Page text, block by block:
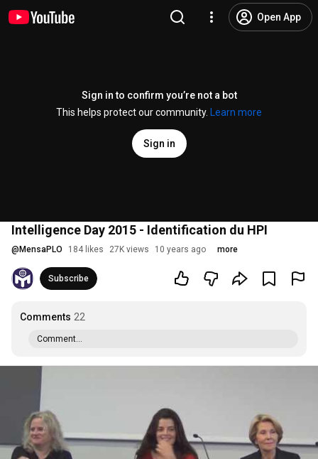
Open App
Sign in to confirm you’re not a bot
This helps protect our community.
Learn more
Sign in
Intelligence Day 2015 - Identification du HPI
@ MensaPLO 184 likes 27K views 10 years ago more
Subscribe
Comments 22
Comment...